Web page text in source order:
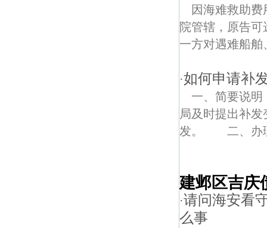
因海难救助
院管辖，原告
一方对遇难船
·如何申请补
一、简要说
局及时提出补
发。 二、办
建邺区吉庆
·请问海安看
么事